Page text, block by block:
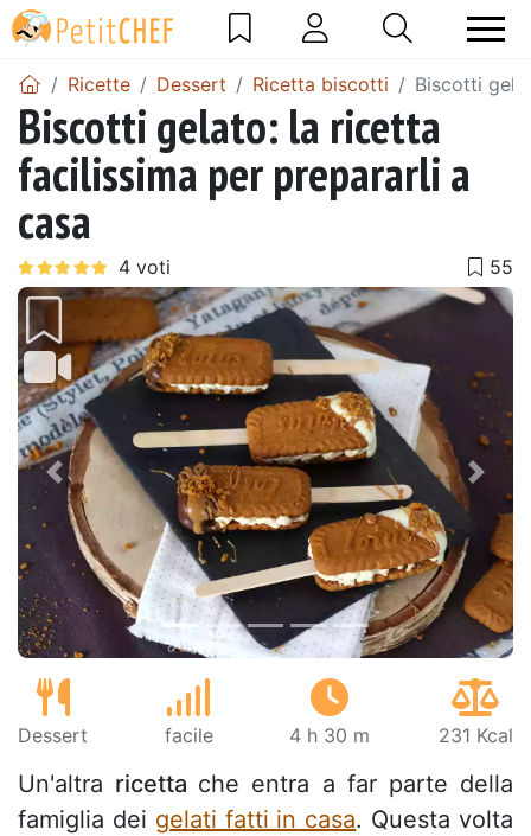
Ricette Dessert Ricetta biscotti Biscotti
Biscotti gelato: la ricetta
facilissima per prepararli a
casa
Precedente
Dessert facile 4 h 30 m 231 Kcal
Un'altra ricetta che entra a far parte della
famiglia dei gelati fatti in casa. Questa volta